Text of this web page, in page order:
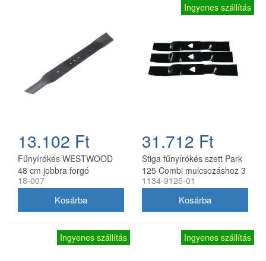
13.102 Ft
Fűnyírókés WESTWOOD
48 cm jobbra forgó
18-007
Ingyenes szállítás
31.712 Ft
Stiga fűnyírókés szett Park
125 Combi mulcsozáshoz 3
db
1134-9125-01
Ingyenes szállítás Ingyenes szállítás